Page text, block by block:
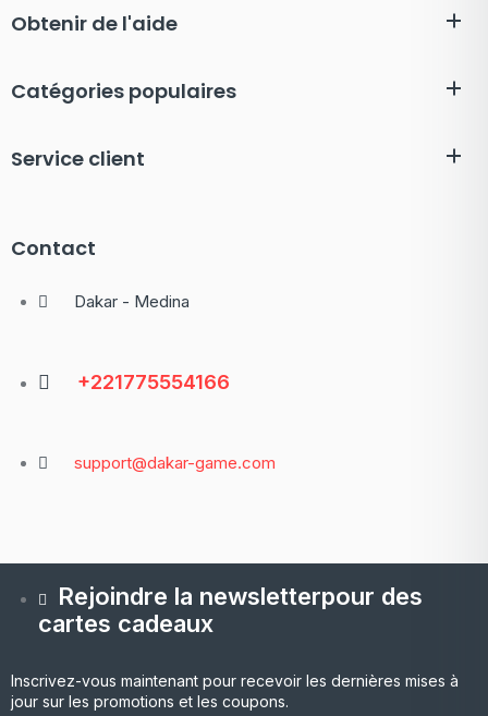
Obtenir de l'aide
Catégories populaires
Service client
Contact
Dakar - Medina
+221775554166
support@dakar-game.com
Rejoindre la newsletterpour des
cartes cadeaux
Inscrivez-vous maintenant pour recevoir les dernières mises à
jour sur les promotions et les coupons.